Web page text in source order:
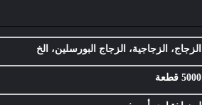
الزجاج، الزجاجية، الزجاج البورسلين، الخ
5000 قطعة